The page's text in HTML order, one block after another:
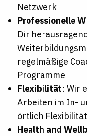
Netzwerk
Professionelle
Dir
regelmäßige
Programme
Flexibilität: Wir
Arbeiten im In-
örtlich
Health and